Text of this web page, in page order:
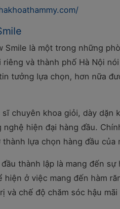
Smile là một trong những
riêng và thành phố Hà Nội
tưởng lựa chọn, hơn nữa
chuyên khoa giỏi, dày
hiện đại hàng đầu.
lựa chọn hàng đầu của
thành lập là mang đến
ở việc mang đến hàm
chế độ chăm sóc hậu mãi